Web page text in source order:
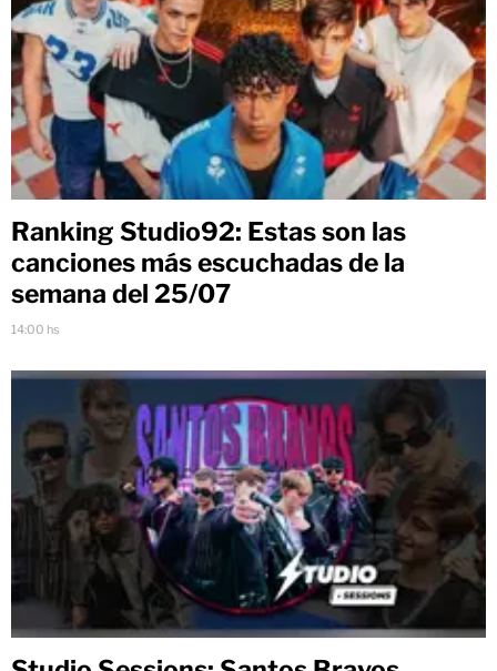
Ranking Studio92: Estas son las
canciones más escuchadas de la
semana del 25/07
14:00 hs